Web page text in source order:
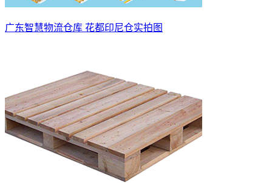
广东智慧物流仓库 花都印尼仓实拍图